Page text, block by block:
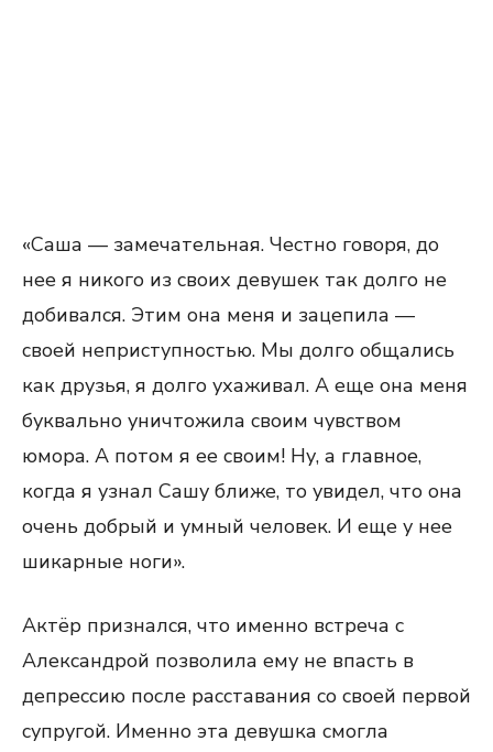
«Саша — замечательная. Честно говоря, до
нее я никого из своих девушек так долго не
добивался. Этим она меня и зацепила —
своей неприступностью. Мы долго общались
как друзья, я долго ухаживал. А еще она меня
буквально уничтожила своим чувством
юмора. А потом я ее своим! Ну, а главное,
когда я узнал Сашу ближе, то увидел, что она
очень добрый и умный человек. И еще у нее
шикарные ноги».
Актёр признался, что именно встреча с
Александрой позволила ему не впасть в
депрессию после расставания со своей первой
супругой. Именно эта девушка смогла